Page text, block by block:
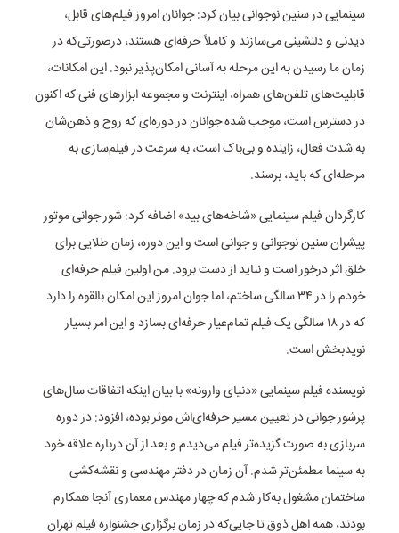
سینمایی در سنین نوجوانی بیان کرد: جوانان امروز فیلم‌های قابل،
دیدنی و دلنشینی می‌سازند و کاملاً حرفه‌ای هستند، درصورتی‌که در
زمان ما رسیدن به این مرحله به آسانی امکان‌پذیر نبود. این امکانات،
قابلیت‌های تلفن‌های همراه، اینترنت‌ و مجموعه ابزارهای فنی که اکنون
در دسترس است، موجب شده جوانان در دوره‌ای که روح و ذهن‌شان
به شدت فعال، زاینده و بی‌باک است، به سرعت در فیلم‌سازی به
مرحله‌ای که باید، برسند.
کارگردان فیلم سینمایی «شاخه‌های بید» اضافه کرد: شور جوانی موتور
پیشران سنین نوجوانی و جوانی است و این دوره، زمان طلایی برای
خلق اثر درخور است و نباید از دست برود. من اولین فیلم حرفه‌ای
خودم را در ۳۴ سالگی ساختم، اما جوان امروز این امکان بالقوه را دارد
که در ۱۸ سالگی یک فیلم تمام‌عیار حرفه‌ای بسازد و این امر بسیار
نویدبخش است.
نویسنده فیلم سینمایی «دنیای وارونه» با بیان اینکه اتفاقات سال‌های
پرشور جوانی در تعیین مسیر حرفه‌ای‌اش موثر بوده، افزود: در دوره
سربازی به صورت گزیده‌تر فیلم می‌دیدم و بعد از آن درباره علاقه‌ خود
به سینما مطمئن‌تر شدم. آن زمان در دفتر مهندسی و نقشه‌کشی
ساختمان مشغول به‌کار شدم که چهار مهندس معماری آنجا همکارم
بودند، همه اهل ذوق تا جایی‌که در زمان برگزاری جشنواره فیلم تهران